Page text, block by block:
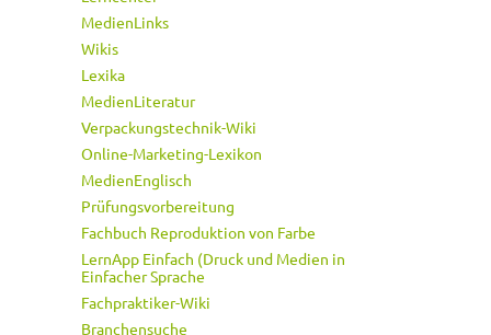
MedienLinks
Wikis
Lexika
MedienLiteratur
Verpackungstechnik-Wiki
Online-Marketing-Lexikon
MedienEnglisch
Prüfungsvorbereitung
Fachbuch Reproduktion von Farbe
LernApp Einfach (Druck und Medien in
Einfacher Sprache
Fachpraktiker-Wiki
Branchensuche